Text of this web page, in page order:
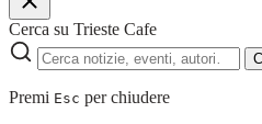
Cerca su Trieste Cafe
Premi Esc per chiudere